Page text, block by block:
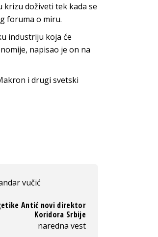
krizu doživeti tek kada se
foruma o miru.
industriju koja će
napisao je on na
i drugi svetski
vučić
Antić novi direktor
Koridora Srbije
naredna vest